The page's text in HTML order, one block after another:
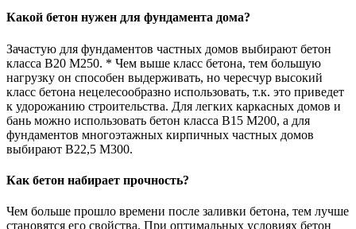
Какой бетон нужен для фундамента дома?
Зачастую для фундаментов частных домов выбирают бетон
класса В20 М250. * Чем выше класс бетона, тем большую
нагрузку он способен выдерживать, но чересчур высокий
класс бетона нецелесообразно использовать, т.к. это приведет
к удорожанию строительства. Для легких каркасных домов и
бань можно использовать бетон класса В15 М200, а для
фундаментов многоэтажных кирпичных частных домов
выбирают В22,5 М300.
Как бетон набирает прочность?
Чем больше прошло времени после заливки бетона, тем лучше
становятся его свойства. При оптимальных условиях бетон